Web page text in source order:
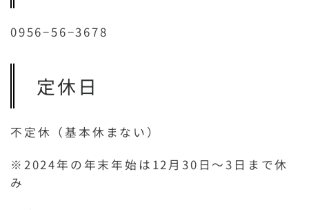
0956−56−3678
定休日
不定休（基本休まない）
※2024年の年末年始は12月30日〜3日まで休
み